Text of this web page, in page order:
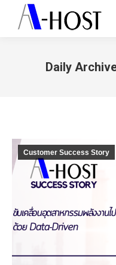
Daily
Customer Success Story